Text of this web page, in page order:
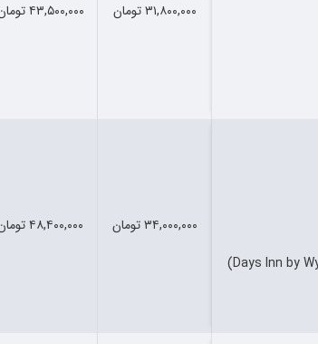
۳۱,۸۰۰,۰۰۰ تومان ۴۳,۵۰۰,۰۰۰ تومان
۳۴,۰۰۰,۰۰۰ تومان ۴۸,۴۰۰,۰۰۰ تومان